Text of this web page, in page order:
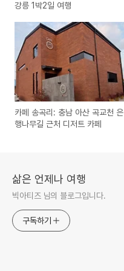
강릉 1박2일 여행
카페 송곡리: 충남 아산 곡교천 은
행나무길 근처 디저트 카페
삶은 언제나 여행
빅아티즈 님의 블로그입니다.
구독하기